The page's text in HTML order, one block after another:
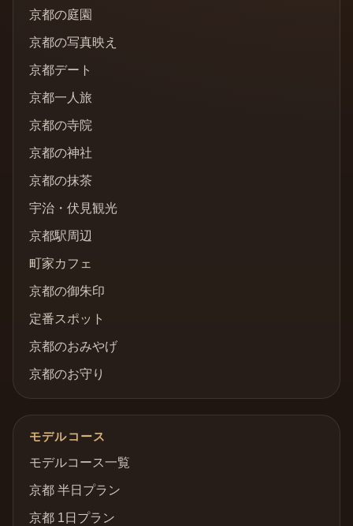
京都の庭園
京都の写真映え
京都デート
京都一人旅
京都の寺院
京都の神社
京都の抹茶
宇治・伏見観光
京都駅周辺
町家カフェ
京都の御朱印
定番スポット
京都のおみやげ
京都のお守り
モデルコース
モデルコース一覧
京都 半日プラン
京都 1日プラン